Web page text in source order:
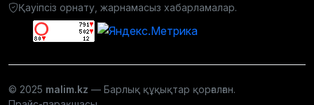
Қауіпсіз орнату, жарнамасыз хабарламалар.
© 2025 malim.kz — Барлық құқықтар қорғалған.